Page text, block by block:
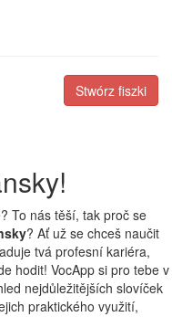
Stwórz fiszki
To nás těší, tak proč se
? Ať už se chceš naučit
tvá profesní kariéra,
hodit! VocApp si pro tebe v
nejdůležitějších slovíček
praktického využití,